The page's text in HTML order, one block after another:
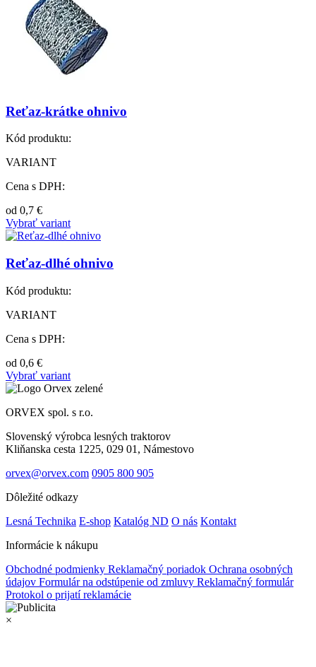
Reťaz-krátke ohnivo
Kód produktu:
VARIANT
Cena s DPH:
od 0,7 €
Vybrať variant
Reťaz-dlhé ohnivo
Kód produktu:
VARIANT
Cena s DPH:
od 0,6 €
Vybrať variant
ORVEX spol. s r.o.
Slovenský výrobca lesných traktorov
Kliňanska cesta 1225, 029 01, Námestovo
orvex@orvex.com 0905 800 905
Dôležité odkazy
Lesná Technika E-shop Katalóg ND O nás Kontakt
Informácie k nákupu
Obchodné podmienky Reklamačný poriadok Ochrana osobných
údajov Formulár na odstúpenie od zmluvy Reklamačný formulár
Protokol o prijatí reklamácie
×